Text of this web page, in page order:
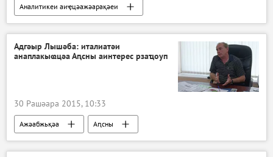
Аналитикеи аиҿцәажәарақәеи
Ажәабжьқәа
Аԥсны
Адгәыр Лышәба: италиатәи
анаплакыҩцәа Аԥсны аинтерес рзаҵоуп
30 Рашәара 2015, 10:33
Ажәабжьқәа Аԥсны